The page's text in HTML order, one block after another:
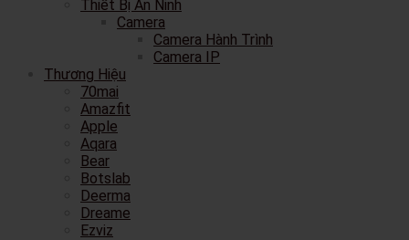
Thiết Bị An Ninh
Camera
Camera Hành Trình
Camera IP
Thương Hiệu
70mai
Amazfit
Apple
Aqara
Bear
Botslab
Deerma
Dreame
Ezviz